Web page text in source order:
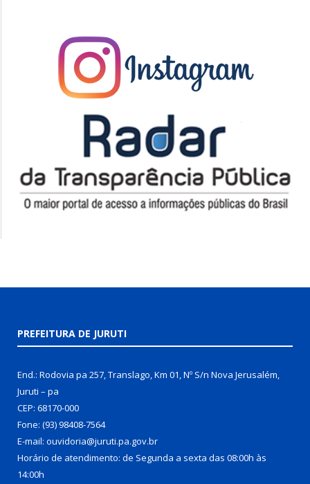
PREFEITURA DE JURUTI
End.: Rodovia pa 257, Translago, Km 01, Nº S/n Nova Jerusalém,
Juruti – pa
CEP: 68170-000
Fone: (93) 98408-7564
E-mail: ouvidoria@juruti.pa.gov.br
Horário de atendimento: de Segunda a sexta das 08:00h às
14:00h